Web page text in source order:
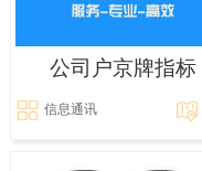
公司户京牌指标
信息通讯